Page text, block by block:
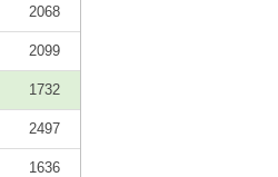
2068
2099
1732
2497
1636